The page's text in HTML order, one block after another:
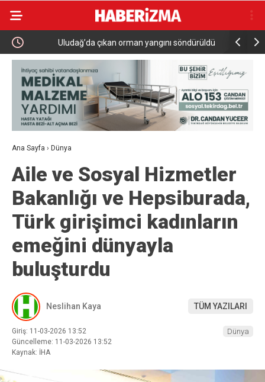
Uludağ’da çıkan orman yangını söndürüldü MGK 6
Güvenlik
Ana Sayfa › Dünya
Aile ve Sosyal Hizmetler
Bakanlığı ve Hepsiburada,
Türk girişimci kadınların
emeğini dünyayla
buluşturdu
Neslihan Kaya TÜM YAZILARI
Giriş: 11-03-2026 13:52
Güncelleme: 11-03-2026 13:52
Kaynak: İHA
Dünya